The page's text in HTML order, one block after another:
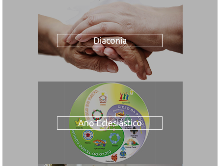
Diaconia
Ano Eclesiástico